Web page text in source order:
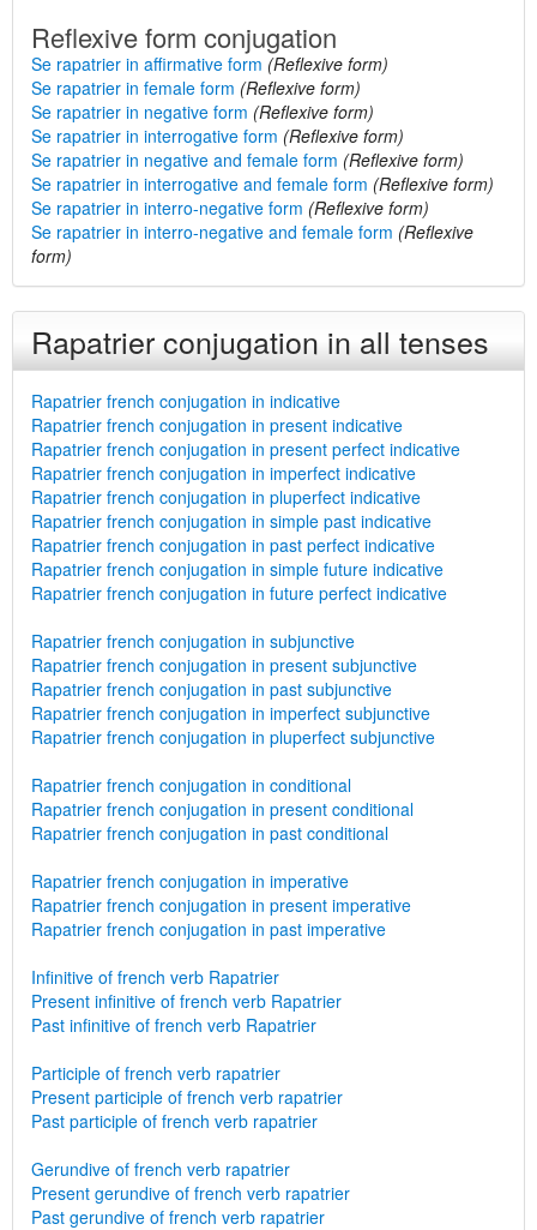
Reflexive form conjugation
Se rapatrier in affirmative form (Reflexive form)
Se rapatrier in female form (Reflexive form)
Se rapatrier in negative form (Reflexive form)
Se rapatrier in interrogative form (Reflexive form)
Se rapatrier in negative and female form (Reflexive form)
Se rapatrier in interrogative and female form (Reflexive form)
Se rapatrier in interro-negative form (Reflexive form)
Se rapatrier in interro-negative and female form (Reflexive
form)
Rapatrier conjugation in all tenses
Rapatrier french conjugation in indicative
Rapatrier french conjugation in present indicative
Rapatrier french conjugation in present perfect indicative
Rapatrier french conjugation in imperfect indicative
Rapatrier french conjugation in pluperfect indicative
Rapatrier french conjugation in simple past indicative
Rapatrier french conjugation in past perfect indicative
Rapatrier french conjugation in simple future indicative
Rapatrier french conjugation in future perfect indicative
Rapatrier french conjugation in subjunctive
Rapatrier french conjugation in present subjunctive
Rapatrier french conjugation in past subjunctive
Rapatrier french conjugation in imperfect subjunctive
Rapatrier french conjugation in pluperfect subjunctive
Rapatrier french conjugation in conditional
Rapatrier french conjugation in present conditional
Rapatrier french conjugation in past conditional
Rapatrier french conjugation in imperative
Rapatrier french conjugation in present imperative
Rapatrier french conjugation in past imperative
Infinitive of french verb Rapatrier
Present infinitive of french verb Rapatrier
Past infinitive of french verb Rapatrier
Participle of french verb rapatrier
Present participle of french verb rapatrier
Past participle of french verb rapatrier
Gerundive of french verb rapatrier
Present gerundive of french verb rapatrier
Past gerundive of french verb rapatrier